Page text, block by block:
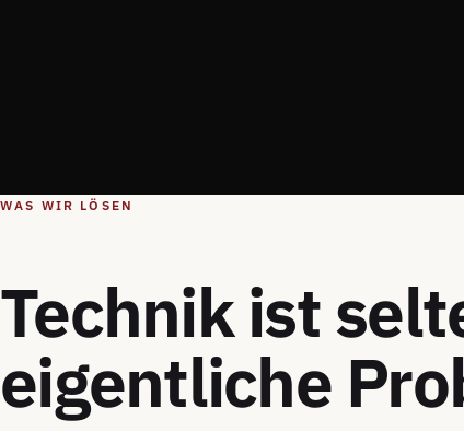
WAS WIR LÖSEN
Technik ist
eigentliche